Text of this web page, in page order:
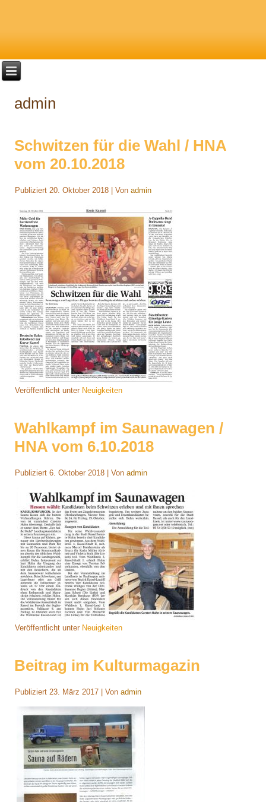
admin
Schwitzen für die Wahl / HNA
vom 20.10.2018
Publiziert 20. Oktober 2018 |Von admin
Veröffentlicht unter Neuigkeiten
Wahlkampf im Saunawagen /
HNA vom 6.10.2018
Publiziert 6. Oktober 2018 |Von admin
Veröffentlicht unter Neuigkeiten
Beitrag im Kulturmagazin
Publiziert 23. März 2017 |Von admin